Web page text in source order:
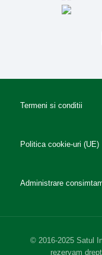
Termeni si conditii
Politica cookie-uri (UE)
Administrare
© 2016-2025 Satul
rezervam